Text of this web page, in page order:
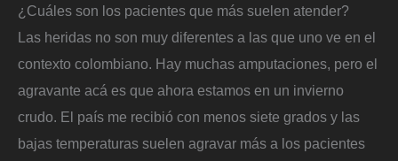
¿Cuáles son los pacientes que más suelen atender?
Las heridas no son muy diferentes a las que uno ve en el
contexto colombiano. Hay muchas amputaciones, pero el
agravante acá es que ahora estamos en un invierno
crudo. El país me recibió con menos siete grados y las
bajas temperaturas suelen agravar más a los pacientes